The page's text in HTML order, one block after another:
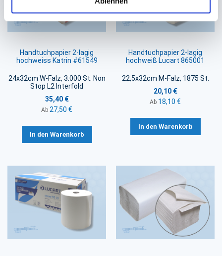
Handtuchpapier 2-lagig
hochweiss Katrin #61549
24x32cm W-Falz, 3.000 St. Non
Stop L2 Interfold
35,40 €
Ab 27,50 €
In den Warenkorb
Handtuchpapier 2-lagig
hochweiß Lucart 865001
22,5x32cm M-Falz, 1875 St.
20,10 €
Ab 18,10 €
In den Warenkorb